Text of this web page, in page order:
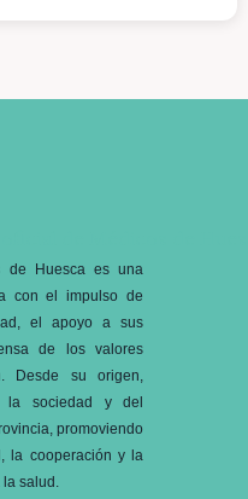
de Huesca es una
con el impulso de
el apoyo a sus
de los valores
Desde su origen,
la sociedad y del
promoviendo
la cooperación y la
salud.